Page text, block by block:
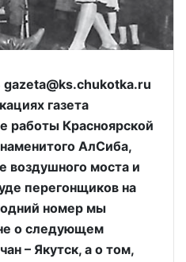
газета
работы Красноярской
АлСиба,
воздушного моста и
перегонщиков на
номер мы
о следующем
– Якутск, а о том,